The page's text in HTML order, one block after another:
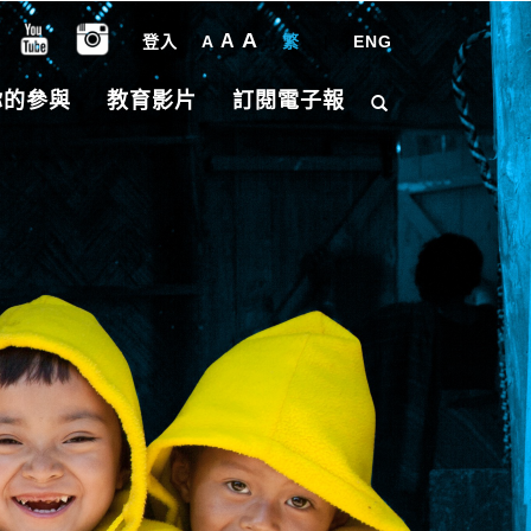
登入 A A A 繁 ENG
參與 教育影片 訂閱電子報